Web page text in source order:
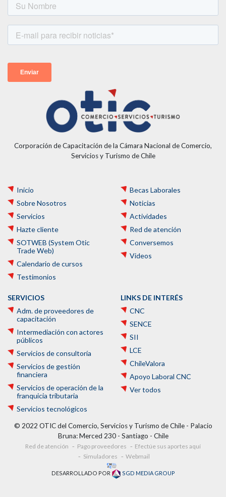
Corporación de Capacitación de la Cámara Nacional de Comercio,
Servicios y Turismo de Chile
Inicio
Sobre Nosotros
Servicios
Hazte cliente
SOTWEB (System Otic
Trade Web)
Calendario de cursos
Testimonios
Becas Laborales
Noticias
Actividades
Red de atención
Conversemos
Videos
SERVICIOS
Adm. de proveedores de
capacitación
Intermediación con actores
públicos
Servicios de consultoría
Servicios de gestión
financiera
Servicios de operación de la
franquicia tributaria
Servicios tecnológicos
LINKS DE INTERÉS
CNC
SENCE
SII
LCE
ChileValora
Apoyo Laboral CNC
Ver todos
© 2022 OTIC del Comercio, Servicios y Turismo de Chile - Palacio
Bruna: Merced 230 - Santiago - Chile
Red de atención Pago proveedores
Efectúe sus aportes aquí
Simuladores
Webmail
DESARROLLADO POR SGD MEDIA GROUP